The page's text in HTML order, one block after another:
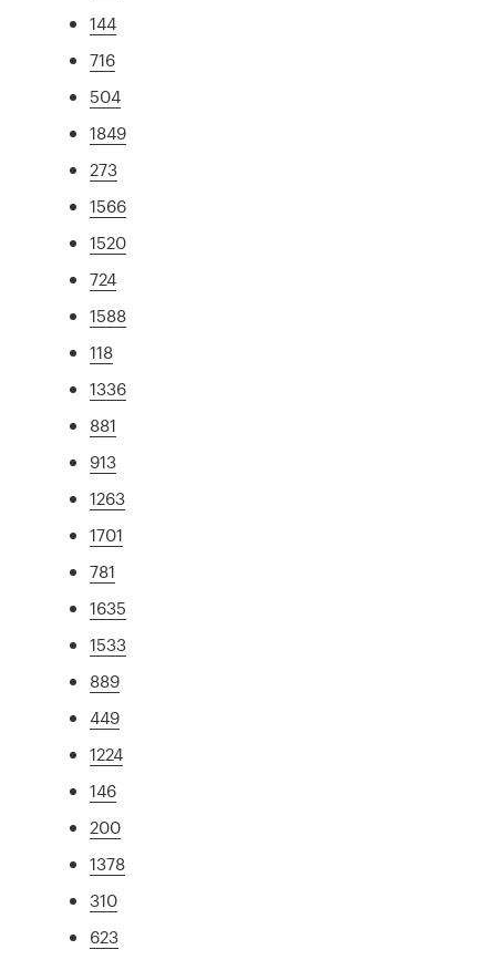
144
716
504
1849
273
1566
1520
724
1588
118
1336
881
913
1263
1701
781
1635
1533
889
449
1224
146
200
1378
310
623